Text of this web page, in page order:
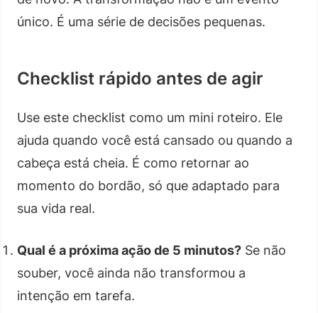
único. É uma série de decisões pequenas.
Checklist rápido antes de agir
Use este checklist como um mini roteiro. Ele
ajuda quando você está cansado ou quando a
cabeça está cheia. É como retornar ao
momento do bordão, só que adaptado para
sua vida real.
Qual é a próxima ação de 5 minutos? Se não
souber, você ainda não transformou a
intenção em tarefa.